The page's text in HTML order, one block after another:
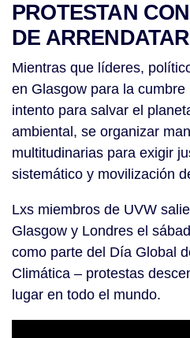
PROTESTAN
DE
Mientras que líderes,
en Glasgow para la
intento para salvar el
ambiental, se organizar
multitudinarias para exigir
sistemático y movilización
Lxs miembros de UVW
Glasgow y Londres el
como parte del Día Global
Climática – protestas
lugar en todo el mundo.